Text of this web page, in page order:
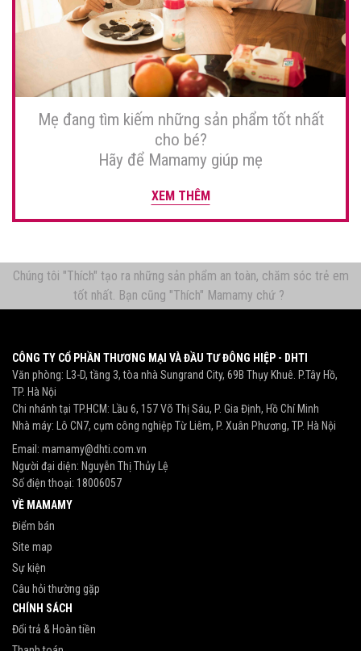
Mẹ đang tìm kiếm những sản phẩm tốt nhất
cho bé?
Hãy để Mamamy giúp mẹ
XEM THÊM
Chúng tôi "Thích" tạo ra những sản phẩm an toàn, chăm sóc trẻ em
tốt nhất. Bạn cũng "Thích" Mamamy chứ ?
CÔNG TY CỔ PHẦN THƯƠNG MẠI VÀ ĐẦU TƯ ĐÔNG HIỆP - DHTI
Văn phòng: L3-D, tầng 3, tòa nhà Sungrand City, 69B Thụy Khuê. P.Tây Hồ,
TP. Hà Nội
Chi nhánh tại TP.HCM: Lầu 6, 157 Võ Thị Sáu, P. Gia Định, Hồ Chí Minh
Nhà máy: Lô CN7, cụm công nghiệp Từ Liêm, P. Xuân Phương, TP. Hà Nội
Email: mamamy@dhti.com.vn
Người đại diện: Nguyễn Thị Thủy Lệ
Số điện thoại: 18006057
VỀ MAMAMY
Điểm bán
Site map
Sự kiện
Câu hỏi thường gặp
CHÍNH SÁCH
Đổi trả & Hoàn tiền